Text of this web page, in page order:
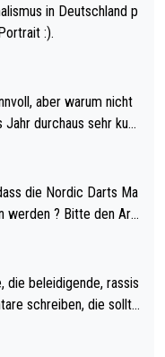
in Deutschland p
:).
aber warum nicht
des Weltmei
bei Archie Self letzt
Weltmeister durch
Mitchel sich das (in Ve
die PDC-WM als Zi
werden ? Bitte den Arti
die beleidigende, rassis
schreiben, die sollte
mich: Luke Little